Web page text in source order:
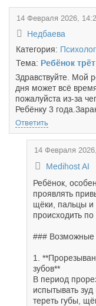
14 Февраля 2026,
Недбаева
Категория:
Тема: Ребёнок
Здравствуйте. Мой
дня может всё
пожалуйста из-за
Ребёнку 3
Ответить
14 Февраля
Medihost AI
Ребёнок,
проявлять
щёки, пальцы и
происходить
### Возможные
1.
зубов**
В период
испытывать
тереть губы,